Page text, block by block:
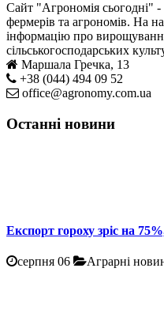
Сайт "Агрономія сьогодні"
фермерів та агрономів. На
інформацію про
сільськогосподарських
Маршала Гречка, 13
+38 (044) 494 09 52
office@agronomy.com.ua
Останні новини
Експорт гороху зріс на
серпня 06 Аграрні